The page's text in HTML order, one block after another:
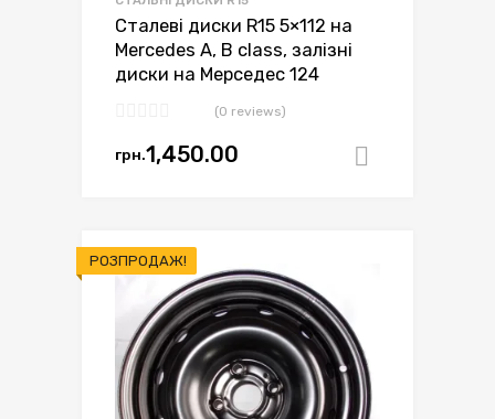
Сталеві диски R15 5×112 на
Mercedes A, B class, залізні
диски на Мерседес 124
(0 reviews)
грн.1,450.00
РОЗПРОДАЖ!